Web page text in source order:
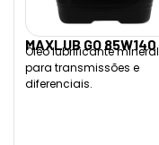
MAXLUB GO 85W140
Óleo lubrificante mineral
para transmissões e
diferenciais.